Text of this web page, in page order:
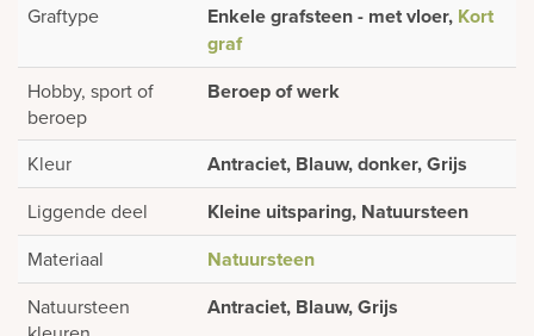
Graftype Enkele grafsteen - met vloer, Kort
graf
Hobby, sport of
beroep
Beroep of werk
Kleur Antraciet, Blauw, donker, Grijs
Liggende deel Kleine uitsparing, Natuursteen
Materiaal Natuursteen
Natuursteen
Antraciet, Blauw, Grijs